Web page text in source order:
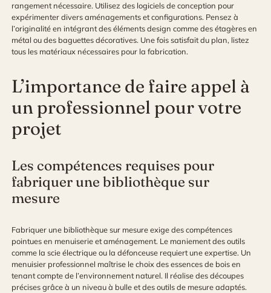
rangement nécessaire. Utilisez des logiciels de conception pour
expérimenter divers aménagements et configurations. Pensez à
l’originalité en intégrant des éléments design comme des étagères en
métal ou des baguettes décoratives. Une fois satisfait du plan, listez
tous les matériaux nécessaires pour la fabrication.
L’importance de faire appel à
un professionnel pour votre
projet
Les compétences requises pour
fabriquer une bibliothèque sur
mesure
Fabriquer une bibliothèque sur mesure exige des compétences
pointues en menuiserie et aménagement. Le maniement des outils
comme la scie électrique ou la défonceuse requiert une expertise. Un
menuisier professionnel maîtrise le choix des essences de bois en
tenant compte de l’environnement naturel. Il réalise des découpes
précises grâce à un niveau à bulle et des outils de mesure adaptés.